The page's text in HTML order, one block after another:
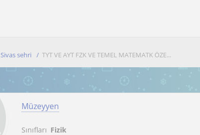
Sivas sehri TYT VE AYT FZK VE TEMEL MATEMATK ÖZE...
Müzeyyen
Sınıfları Fizik